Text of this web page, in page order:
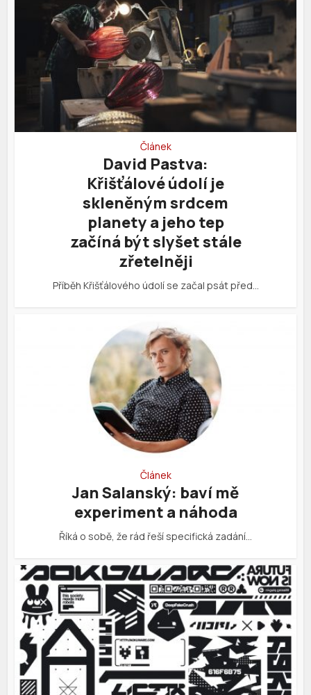
Článek
David Pastva:
Křišťálové údolí je
skleněným srdcem
planety a jeho tep
začíná být slyšet stále
zřetelněji
Příběh Křišťálového údolí se začal psát před…
Článek
Jan Salanský: baví mě
experiment a náhoda
Říká o sobě, že rád řeší specifická zadání…